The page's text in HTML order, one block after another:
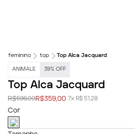
feminino top Top Alca Jacquard
ANIMALE 39% OFF
Top Alca Jacquard
R$598,00R$359,00 7x R$ 51,28
Cor